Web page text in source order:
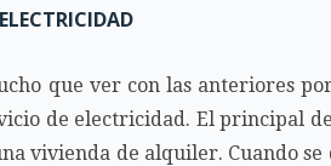
que ver con las anteriores
de electricidad. El principal
vivienda de alquiler. Cuando